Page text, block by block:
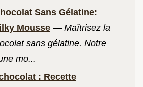
Sans Gélatine:
Mousse — Maîtrisez la
sans gélatine. Notre
mo...
: Recette